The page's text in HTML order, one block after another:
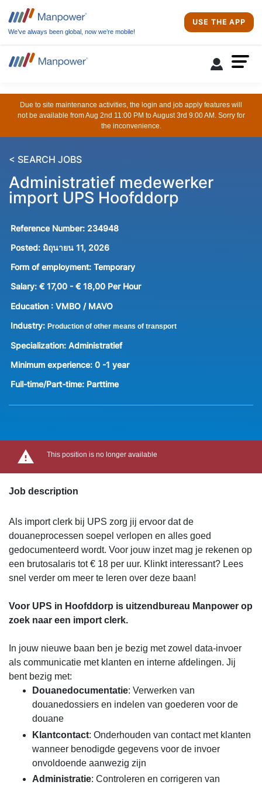
We’ve always been global, now we’re mobile!
USE THE APP
Due to site maintenance activities, the login and job apply features will
not be available from Aug 2nd 11:00 PM to August 3rd 9:00 AM. Sorry for
the inconvenience.
< SEARCH JOBS
Administratief medewerker
import UPS Hoofddorp
Reference Number: 234948
Posted: มิถุนายน 11, 2026
Form of employment: Temporary
Salary: € 17,00 - € 18,00 Per Hour
Education : VMBO / MAVO
Industry: Production of other means of transport
Specialization: Administratief
Minimum experience: 0 -1 year
Full-time/Part-time: Parttime
This position is no longer available
Job description
Als import clerk bij UPS zorg jij ervoor dat de
douaneprocessen soepel verlopen en alles goed
gedocumenteerd wordt. Voor jouw inzet mag je rekenen op
een brutosalaris tot € 18 per uur. Klinkt interessant? Lees
snel verder om meer te leren over deze baan!
Voor UPS in Hoofddorp is uitzendbureau Manpower op
zoek naar een import clerk.
In jouw nieuwe baan ben je bezig met zowel data-invoer
als communicatie met klanten en interne afdelingen. Jij
bent bezig met:
Douanedocumentatie: Verwerken van
douanedossiers en indelen van goederen voor de
douane
Klantcontact: Onderhouden van contact met klanten
wanneer benodigde gegevens voor de invoer
onvoldoende aanwezig zijn
Administratie: Controleren en corrigeren van